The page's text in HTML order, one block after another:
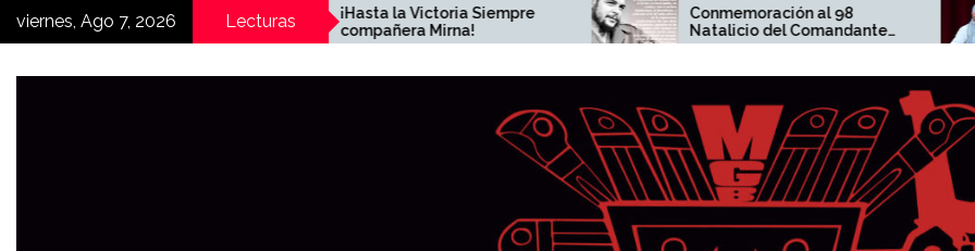
Skipviernes, Ago 7, 2026 Lecturas
y a las
¡Hasta la Victoria Siempre
compañera Mirna!
Conmemoración al 98
Natalicio del Comandante
Ernesto Che Guevara